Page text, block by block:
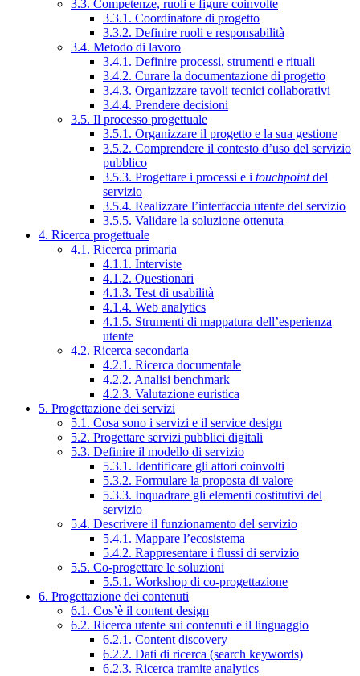
3.3. Competenze, ruoli e figure coinvolte
3.3.1. Coordinatore di progetto
3.3.2. Definire ruoli e responsabilità
3.4. Metodo di lavoro
3.4.1. Definire processi, strumenti e rituali
3.4.2. Curare la documentazione di progetto
3.4.3. Organizzare tavoli tecnici collaborativi
3.4.4. Prendere decisioni
3.5. Il processo progettuale
3.5.1. Organizzare il progetto e la sua gestione
3.5.2. Comprendere il contesto d’uso del servizio
pubblico
3.5.3. Progettare i processi e i touchpointdel
servizio
3.5.4. Realizzare l’interfaccia utente del servizio
3.5.5. Validare la soluzione ottenuta
4. Ricerca progettuale
4.1. Ricerca primaria
4.1.1. Interviste
4.1.2. Questionari
4.1.3. Test di usabilità
4.1.4. Web analytics
4.1.5. Strumenti di mappatura dell’esperienza
utente
4.2. Ricerca secondaria
4.2.1. Ricerca documentale
4.2.2. Analisi benchmark
4.2.3. Valutazione euristica
5. Progettazione dei servizi
5.1. Cosa sono i servizi e il service design
5.2. Progettare servizi pubblici digitali
5.3. Definire il modello di servizio
5.3.1. Identificare gli attori coinvolti
5.3.2. Formulare la proposta di valore
5.3.3. Inquadrare gli elementi costitutivi del
servizio
5.4. Descrivere il funzionamento del servizio
5.4.1. Mappare l’ecosistema
5.4.2. Rappresentare i flussi di servizio
5.5. Co-progettare le soluzioni
5.5.1. Workshop di co-progettazione
6. Progettazione dei contenuti
6.1. Cos’è il content design
6.2. Ricerca utente sui contenuti e il linguaggio
6.2.1. Content discovery
6.2.2. Dati di ricerca (search keywords)
6.2.3. Ricerca tramite analytics